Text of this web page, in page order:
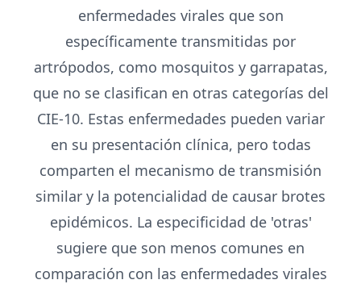
enfermedades virales que son
específicamente transmitidas por
artrópodos, como mosquitos y garrapatas,
que no se clasifican en otras categorías del
CIE-10. Estas enfermedades pueden variar
en su presentación clínica, pero todas
comparten el mecanismo de transmisión
similar y la potencialidad de causar brotes
epidémicos. La especificidad de 'otras'
sugiere que son menos comunes en
comparación con las enfermedades virales